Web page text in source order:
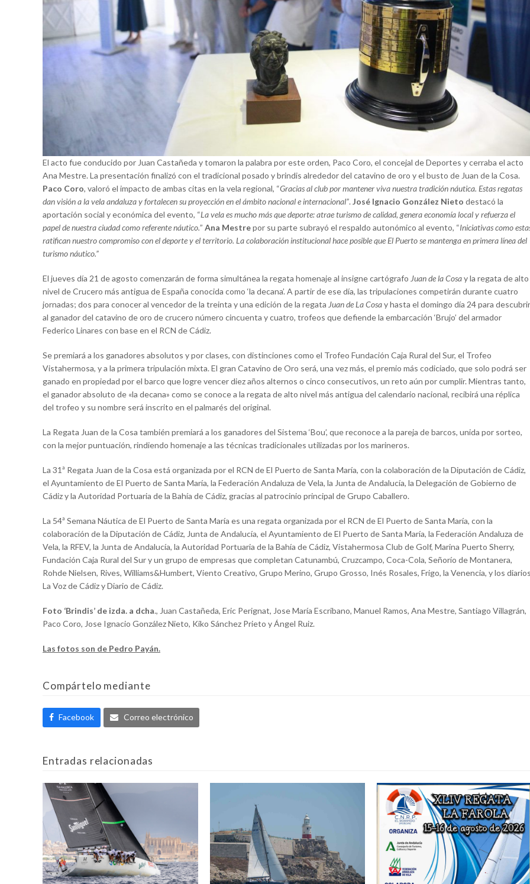
El acto fue conducido por Juan Castañeda y tomaron la palabra por este orden, Paco Coro, el concejal de Deportes y cerraba el acto
Ana Mestre. La presentación finalizó con el tradicional posado y brindis alrededor del catavino de oro y el busto de Juan de la Cosa.
Paco Coro, valoró el impacto de ambas citas en la vela regional, “Gracias al club por mantener viva nuestra tradición náutica. Estas regatas
dan visión a la vela andaluza y fortalecen su proyección en el ámbito nacional e internacional”. José Ignacio González Nieto destacó la
aportación social y económica del evento, “La vela es mucho más que deporte: atrae turismo de calidad, genera economía local y refuerza el
papel de nuestra ciudad como referente náutico.” Ana Mestrepor su parte subrayó el respaldo autonómico al evento, “Iniciativas como
ratifican nuestro compromiso con el deporte y el territorio. La colaboración institucional hace posible que El Puerto se mantenga en primera línea del
turismo náutico.”
El jueves día 21 de agosto comenzarán de forma simultánea la regata homenaje al insigne cartógrafo Juan de la Cosay la regata de alto
nivel de Crucero más antigua de España conocida como ‘la decana’. A partir de ese día, las tripulaciones competirán durante cuatro
jornadas; dos para conocer al vencedor de la treinta y una edición de la regata Juan de La Cosay hasta el domingo día 24 para descubrir
al ganador del catavino de oro de crucero número cincuenta y cuatro, trofeos que defiende la embarcación ‘Brujo’ del armador
Federico Linares con base en el RCN de Cádiz.
Se premiará a los ganadores absolutos y por clases, con distinciones como el Trofeo Fundación Caja Rural del Sur, el Trofeo
Vistahermosa, y a la primera tripulación mixta. El gran Catavino de Oro será, una vez más, el premio más codiciado, que solo podrá ser
ganado en propiedad por el barco que logre vencer diez años alternos o cinco consecutivos, un reto aún por cumplir. Mientras tanto,
el ganador absoluto de «la decana» como se conoce a la regata de alto nivel más antigua del calendario nacional, recibirá una réplica
del trofeo y su nombre será inscrito en el palmarés del original.
La Regata Juan de la Cosa también premiará a los ganadores del Sistema ‘Bou’, que reconoce a la pareja de barcos, unida por sorteo,
con la mejor puntuación, rindiendo homenaje a las técnicas tradicionales utilizadas por los marineros.
La 31ª Regata Juan de la Cosa está organizada por el RCN de El Puerto de Santa María, con la colaboración de la Diputación de Cádiz,
el Ayuntamiento de El Puerto de Santa María, la Federación Andaluza de Vela, la Junta de Andalucía, la Delegación de Gobierno de
Cádiz y la Autoridad Portuaria de la Bahía de Cádiz, gracias al patrocinio principal de Grupo Caballero.
La 54ª Semana Náutica de El Puerto de Santa María es una regata organizada por el RCN de El Puerto de Santa María, con la
colaboración de la Diputación de Cádiz, Junta de Andalucía, el Ayuntamiento de El Puerto de Santa María, la Federación Andaluza de
Vela, la RFEV, la Junta de Andalucía, la Autoridad Portuaria de la Bahía de Cádiz, Vistahermosa Club de Golf, Marina Puerto Sherry,
Fundación Caja Rural del Sur y un grupo de empresas que completan Catunambú, Cruzcampo, Coca-Cola, Señorío de Montanera,
Rohde Nielsen, Rives, Williams&Humbert, Viento Creativo, Grupo Merino, Grupo Grosso, Inés Rosales, Frigo, la Venencia, y los
La Voz de Cádiz y Diario de Cádiz.
Foto ‘Brindis’ de izda. a dcha., Juan Castañeda, Eric Perignat, Jose María Escribano, Manuel Ramos, Ana Mestre, Santiago Villagrán,
Paco Coro, Jose Ignacio González Nieto, Kiko Sánchez Prieto y Ángel Ruiz.
Las fotos son de Pedro Payán.
Compártelo mediante
Facebook Correo electrónico
Entradas relacionadas